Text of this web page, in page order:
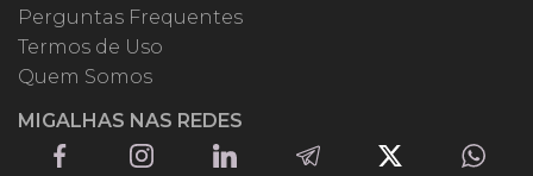
Perguntas Frequentes
Termos de Uso
Quem Somos
MIGALHAS NAS REDES